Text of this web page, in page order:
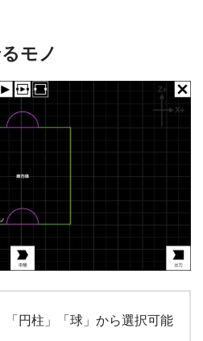
モノ
円柱」「球」から選択可能